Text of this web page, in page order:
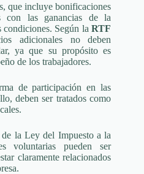
que incluye bonificaciones
con las ganancias de la
condiciones. Según laRTF
adicionales no deben
ya que su propósito es
de los trabajadores.
de participación en las
deben ser tratados como
la Ley del Impuesto a la
voluntarias pueden ser
claramente relacionados